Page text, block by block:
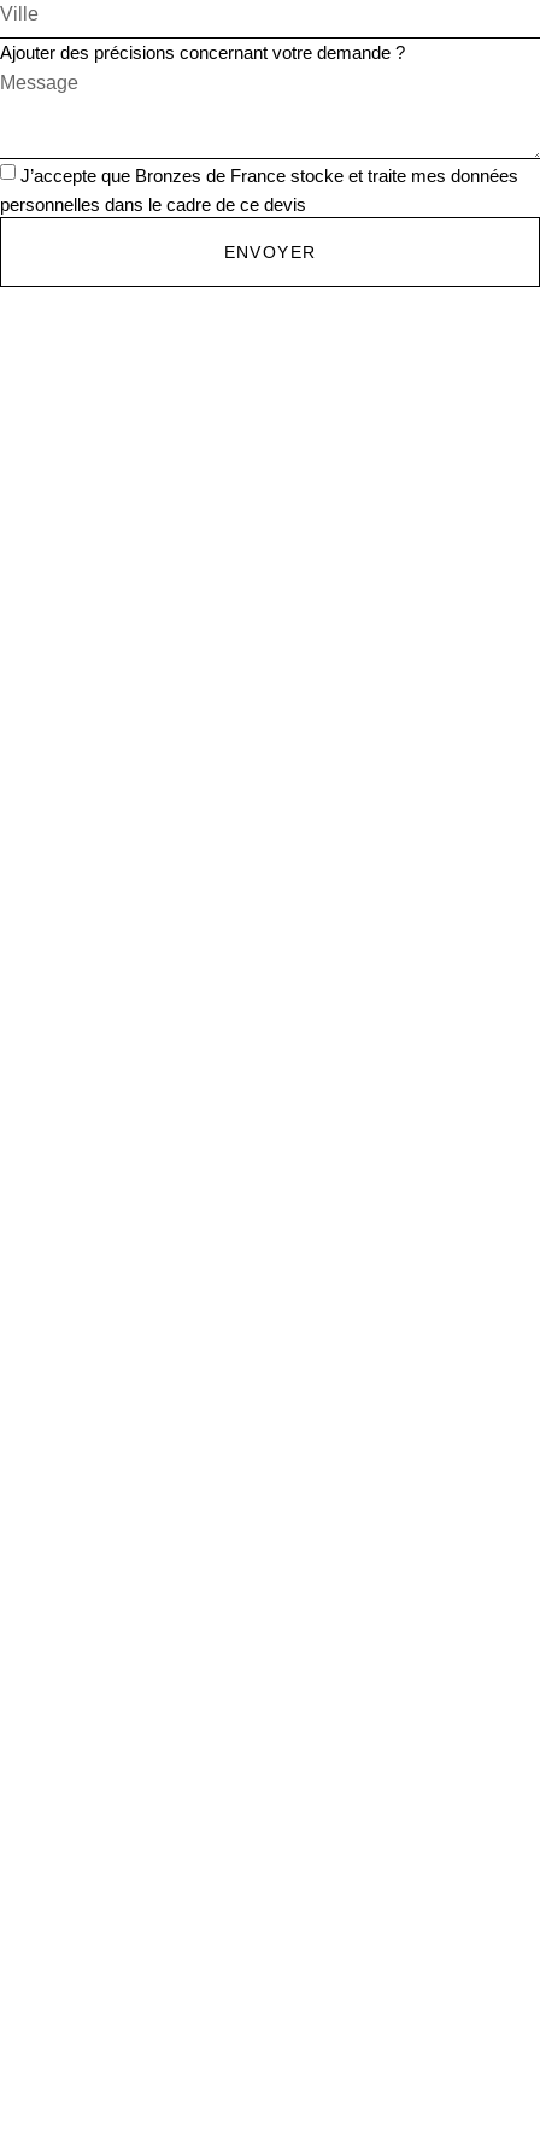
Ajouter des précisions concernant votre demande ?
J’accepte que Bronzes de France stocke et traite mes données
personnelles dans le cadre de ce devis
ENVOYER